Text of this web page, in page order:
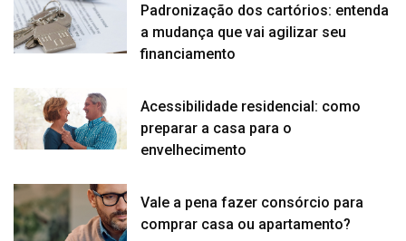
Padronização dos cartórios: entenda
a mudança que vai agilizar seu
financiamento
Acessibilidade residencial: como
preparar a casa para o
envelhecimento
Vale a pena fazer consórcio para
comprar casa ou apartamento?